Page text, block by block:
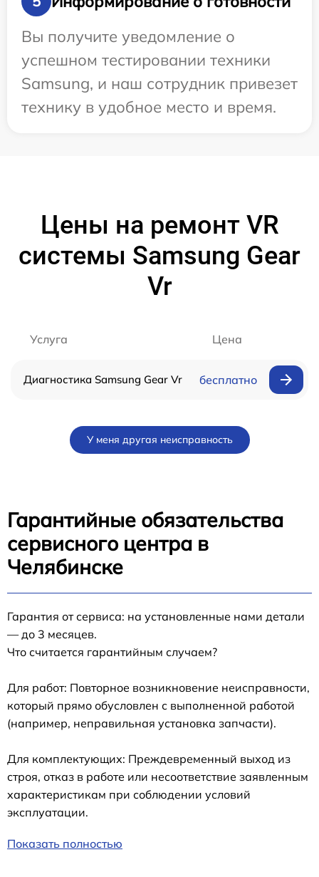
Вы получите уведомление о
успешном тестировании техники
Samsung, и наш сотрудник привезет
технику в удобное место и время.
Цены на ремонт VR
системы Samsung Gear
Vr
Услуга Цена
Диагностика Samsung Gear Vr бесплатно
У меня другая неисправность
Гарантийные обязательства
сервисного центра в
Челябинске
Гарантия от сервиса: на установленные нами детали
— до 3 месяцев.
Что считается гарантийным случаем?
Для работ: Повторное возникновение неисправности,
который прямо обусловлен с выполненной работой
(например, неправильная установка запчасти).
Для комплектующих: Преждевременный выход из
строя, отказ в работе или несоответствие заявленным
характеристикам при соблюдении условий
эксплуатации.
Показать полностью